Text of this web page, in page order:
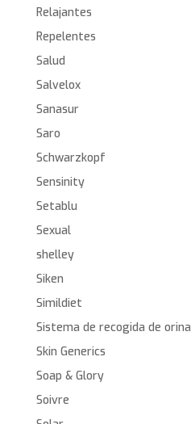
Relajantes
Repelentes
Salud
Salvelox
Sanasur
Saro
Schwarzkopf
Sensinity
Setablu
Sexual
shelley
Siken
Simildiet
Sistema de recogida de orina
Skin Generics
Soap & Glory
Soivre